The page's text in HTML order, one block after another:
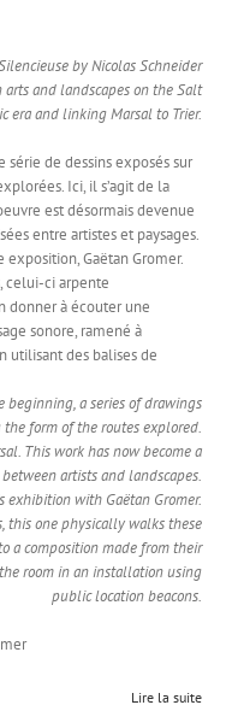
by Nicolas Schneider
and landscapes on the Salt
era and linking Marsal to Trier.
série de dessins exposés sur
Ici, il s’agit de la
est désormais devenue
entre artistes et paysages.
Gaëtan Gromer.
celui-ci arpente
donner à écouter une
sonore, ramené à
utilisant des balises de
beginning, a series of drawings
form of the routes explored.
This work has now become a
artists and landscapes.
with Gaëtan Gromer.
this one physically walks these
a composition made from their
room in an installation using
public location beacons.
Lire la suite